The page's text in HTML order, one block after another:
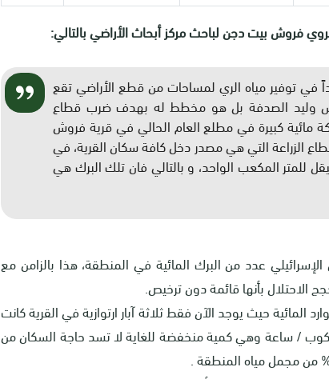
فروش بيت دجن لباحث مركز أبحاث الأراضي بالتالي:
في توفير مياه الري لمساحات من قطع الأراضي تقع
وليد الصدفة بل هو مخطط له بهدف ضرب قطاع
كبيرة في مطلع العام الحالي في قرية فروش
الزراعة التي هي مصدر دخل كافة سكان القرية، في
تكلفة شراء المياه باهظة للغاية بسعر 4 شيقل للمتر المكعب الواحد، و بالتالي فان تلك البرك هي
عدد من البرك المائية في المنطقة، هذا بالزامن مع
الاحتلال بأنها قائمة دون ترخيص.
المائية حيث يوجد الآن فقط ثلاثة آبار ارتوازية في القرية كانت
تعمل بقوة 120 كوب / ساعة وتعمل الآن بقوة 60 كوب / ساعة وهي كمية منخفضة للغاية لا تسد حاجة السكان من